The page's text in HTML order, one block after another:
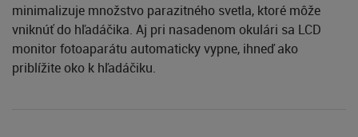
minimalizuje množstvo parazitného svetla, ktoré môže
vniknúť do hľadáčika. Aj pri nasadenom okulári sa LCD
monitor fotoaparátu automaticky vypne, ihneď ako
priblížite oko k hľadáčiku.